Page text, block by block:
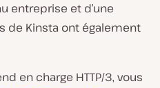
entreprise et d’une
de Kinsta ont également
en charge HTTP/3, vous